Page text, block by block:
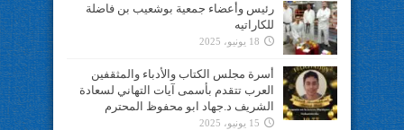
رئيس وأعضاء جمعية بوشعيب بن فاضلة
للكاراتيه
18 يونيو، 2025
أسرة مجلس الكتاب والأدباء والمثقفين
العرب تتقدم بأسمى آيات التهاني لسعادة
الشريف د.جهاد ابو محفوظ المحترم
15 يونيو، 2025